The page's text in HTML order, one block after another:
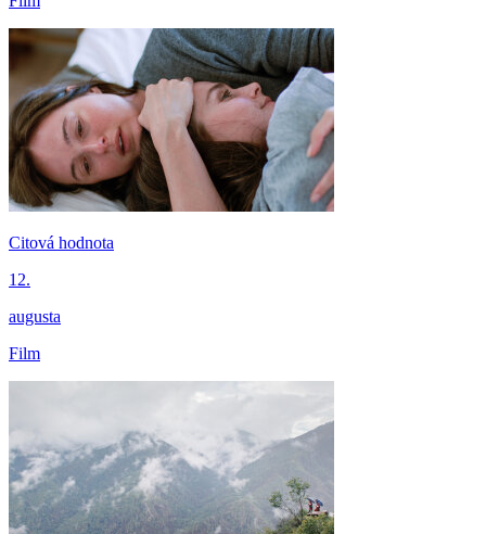
Citová hodnota
12.
augusta
Film